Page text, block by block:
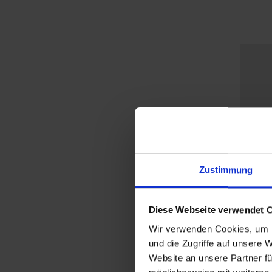
Zustimmung
Diese Webseite verwendet
Wir verwenden Cookies,
und die Zugriffe auf unsere
Website an unsere Partner